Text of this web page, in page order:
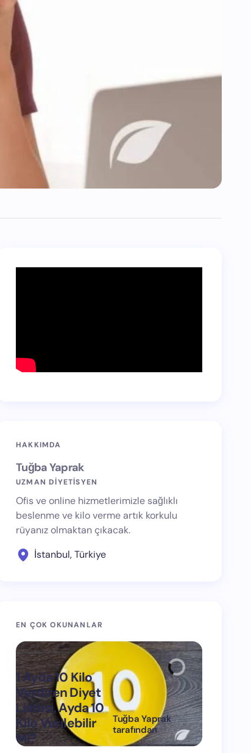
HAKKIMDA
Tuğba Yaprak
UZMAN DİYETİSYEN
Ofis ve online hizmetlerimizle sağlıklı
beslenme ve kilo verme artık korkulu
rüyanız olmaktan çıkacak.
İstanbul, Türkiye
EN ÇOK OKUNANLAR
1 Ayda 10 Kilo
Verdiren Diyet
Listesi, Ayda 10
Kilo Verilebilir
Mi?
Tuğba Yaprak
tarafından
on
Mart 11, 2024